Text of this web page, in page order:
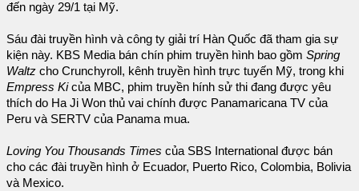
đến ngày 29/1 tại Mỹ.
Sáu đài truyền hình và công ty giải trí Hàn Quốc đã tham gia sự
kiện này. KBS Media bán chín phim truyền hình bao gồm Spring
Waltz cho Crunchyroll, kênh truyền hình trực tuyến Mỹ, trong khi
Empress Kicủa MBC, phim truyền hính sử thi đang được yêu
thích do Ha Ji Won thủ vai chính được Panamaricana TV của
Peru và SERTV của Panama mua.
Loving You Thousands Times của SBS International được bán
cho các đài truyền hình ở Ecuador, Puerto Rico, Colombia, Bolivia
và Mexico.